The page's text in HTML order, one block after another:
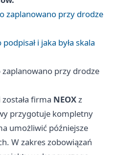
zaplanowano przy drodze
i jaka była skala
zaplanowano przy drodze
firma NEOXz
przygotuje kompletny
umożliwić późniejsze
W zakres zobowiązań